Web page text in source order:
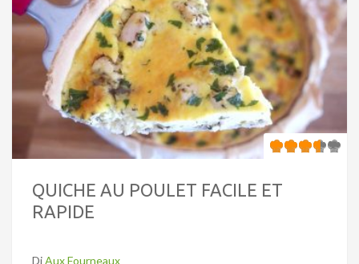
QUICHE AU POULET FACILE ET
RAPIDE
DiAux Fourneaux